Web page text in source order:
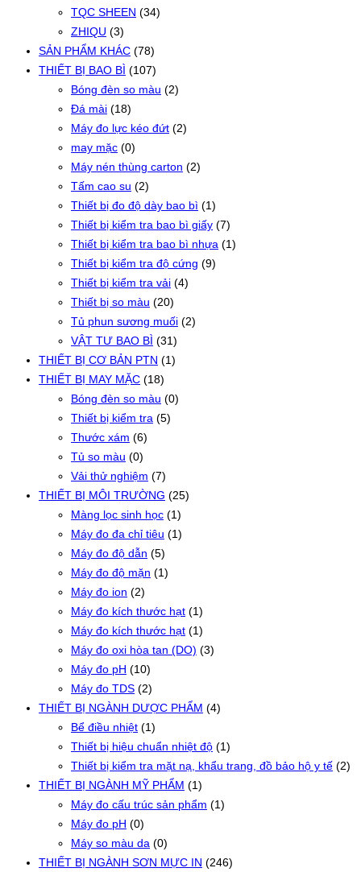
TQC SHEEN (34)
ZHIQU (3)
SẢN PHẨM KHÁC (78)
THIẾT BỊ BAO BÌ (107)
Bóng đèn so màu (2)
Đá mài (18)
Máy đo lực kéo đứt (2)
may mặc (0)
Máy nén thùng carton (2)
Tấm cao su (2)
Thiết bị đo độ dày bao bì (1)
Thiết bị kiểm tra bao bì giấy (7)
Thiết bị kiểm tra bao bì nhựa (1)
Thiết bị kiểm tra độ cứng (9)
Thiết bị kiểm tra vải (4)
Thiết bị so màu (20)
Tủ phun sương muối (2)
VẬT TƯ BAO BÌ (31)
THIẾT BỊ CƠ BẢN PTN (1)
THIẾT BỊ MAY MẶC (18)
Bóng đèn so màu (0)
Thiết bị kiểm tra (5)
Thước xám (6)
Tủ so màu (0)
Vải thử nghiệm (7)
THIẾT BỊ MÔI TRƯỜNG (25)
Màng lọc sinh học (1)
Máy đo đa chỉ tiêu (1)
Máy đo độ dẫn (5)
Máy đo độ mặn (1)
Máy đo ion (2)
Máy đo kích thước hạt (1)
Máy đo kích thước hạt (1)
Máy đo oxi hòa tan (DO) (3)
Máy đo pH (10)
Máy đo TDS (2)
THIẾT BỊ NGÀNH DƯỢC PHẨM (4)
Bể điều nhiệt (1)
Thiết bị hiệu chuẩn nhiệt độ (1)
Thiết bị kiểm tra mặt nạ, khẩu trang, đồ bảo hộ y tế (2)
THIẾT BỊ NGÀNH MỸ PHẨM (1)
Máy đo cấu trúc sản phẩm (1)
Máy đo pH (0)
Máy so màu da (0)
THIẾT BỊ NGÀNH SƠN MỰC IN (246)